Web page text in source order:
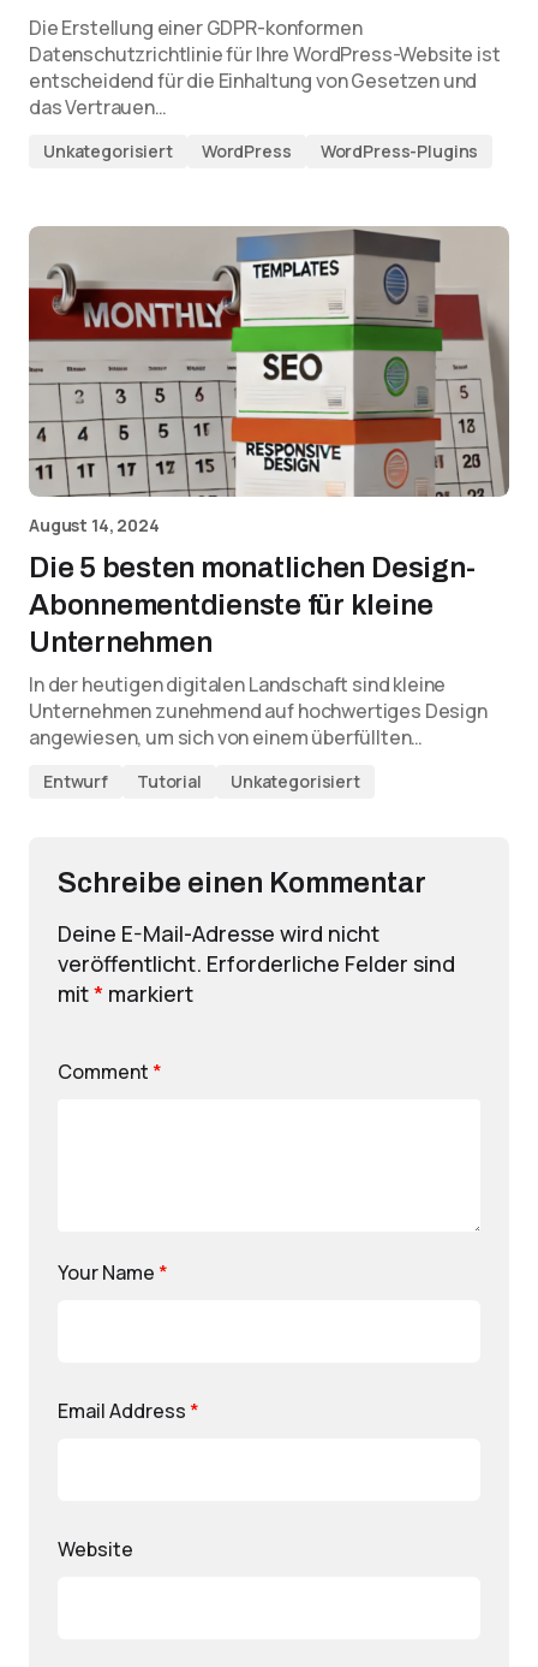
Die Erstellung einer GDPR-konformen
Datenschutzrichtlinie für Ihre WordPress-Website ist
entscheidend für die Einhaltung von Gesetzen und
das Vertrauen…
Unkategorisiert WordPress WordPress-Plugins
August 14, 2024
Die 5 besten monatlichen Design-
Abonnementdienste für kleine
Unternehmen
In der heutigen digitalen Landschaft sind kleine
Unternehmen zunehmend auf hochwertiges Design
angewiesen, um sich von einem überfüllten…
Entwurf Tutorial Unkategorisiert
Schreibe einen Kommentar
Deine E-Mail-Adresse wird nicht
veröffentlicht. Erforderliche Felder sind
mit* markiert
Comment *
Your Name *
Email Address *
Website